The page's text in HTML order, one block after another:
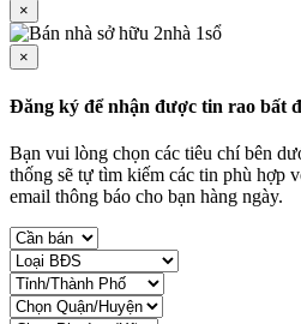
×
×
Đăng ký để nhận được tin rao bất
Bạn vui lòng chọn các tiêu chí bên
thống sẽ tự tìm kiếm các tin phù hợp
email thông báo cho bạn hàng ngày.